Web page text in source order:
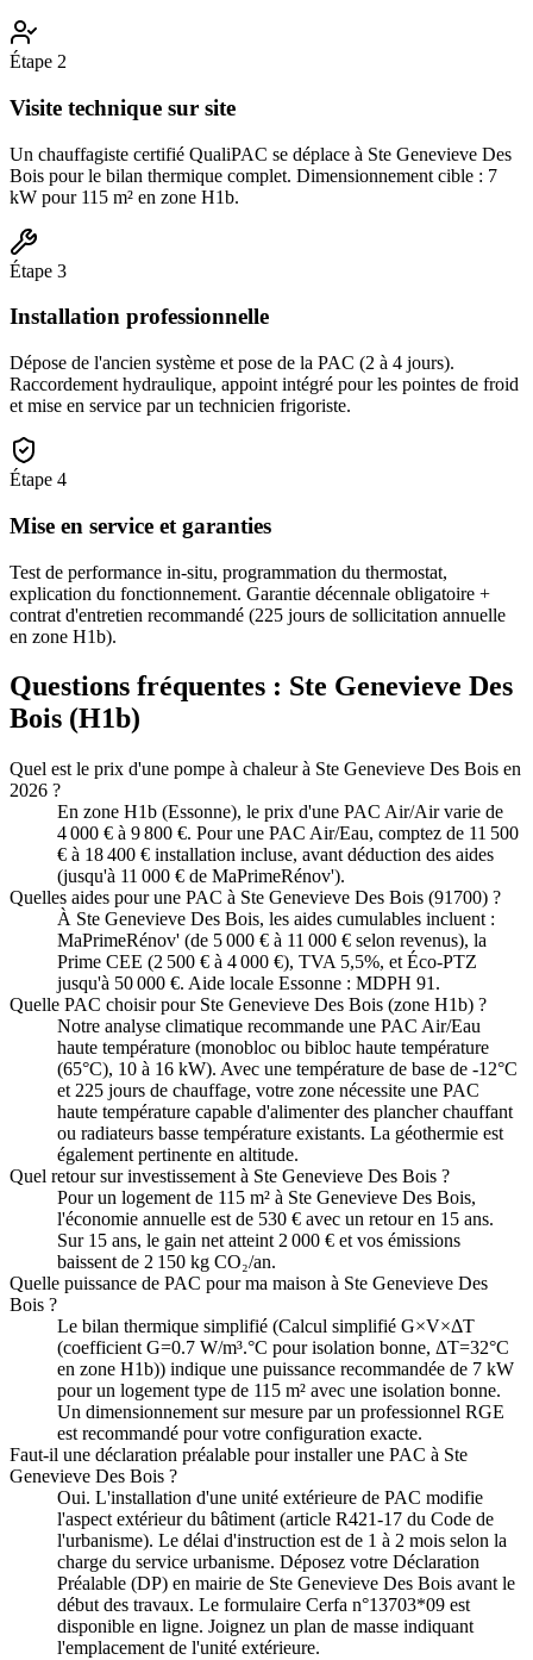
Étape 2
Visite technique sur site
Un chauffagiste certifié QualiPAC se déplace à Ste Genevieve Des
Bois pour le bilan thermique complet. Dimensionnement cible : 7
kW pour 115 m² en zone H1b.
Étape 3
Installation professionnelle
Dépose de l'ancien système et pose de la PAC (2 à 4 jours).
Raccordement hydraulique, appoint intégré pour les pointes de froid
et mise en service par un technicien frigoriste.
Étape 4
Mise en service et garanties
Test de performance in-situ, programmation du thermostat,
explication du fonctionnement. Garantie décennale obligatoire +
contrat d'entretien recommandé (225 jours de sollicitation annuelle
en zone H1b).
Questions fréquentes : Ste Genevieve Des
Bois (H1b)
Quel est le prix d'une pompe à chaleur à Ste Genevieve Des Bois en
2026 ?
En zone H1b (Essonne), le prix d'une PAC Air/Air varie de
4 000 € à 9 800 €. Pour une PAC Air/Eau, comptez de 11 500
€ à 18 400 € installation incluse, avant déduction des aides
(jusqu'à 11 000 € de MaPrimeRénov').
Quelles aides pour une PAC à Ste Genevieve Des Bois (91700) ?
À Ste Genevieve Des Bois, les aides cumulables incluent :
MaPrimeRénov' (de 5 000 € à 11 000 € selon revenus), la
Prime CEE (2 500 € à 4 000 €), TVA 5,5%, et Éco-PTZ
jusqu'à 50 000 €. Aide locale Essonne : MDPH 91.
Quelle PAC choisir pour Ste Genevieve Des Bois (zone H1b) ?
Notre analyse climatique recommande une PAC Air/Eau
haute température (monobloc ou bibloc haute température
(65°C), 10 à 16 kW). Avec une température de base de -12°C
et 225 jours de chauffage, votre zone nécessite une PAC
haute température capable d'alimenter des plancher chauffant
ou radiateurs basse température existants. La géothermie est
également pertinente en altitude.
Quel retour sur investissement à Ste Genevieve Des Bois ?
Pour un logement de 115 m² à Ste Genevieve Des Bois,
l'économie annuelle est de 530 € avec un retour en 15 ans.
Sur 15 ans, le gain net atteint 2 000 € et vos émissions
baissent de 2 150 kg CO₂/an.
Quelle puissance de PAC pour ma maison à Ste Genevieve Des
Bois ?
Le bilan thermique simplifié (Calcul simplifié G×V×ΔT
(coefficient G=0.7 W/m³.°C pour isolation bonne, ΔT=32°C
en zone H1b)) indique une puissance recommandée de 7 kW
pour un logement type de 115 m² avec une isolation bonne.
Un dimensionnement sur mesure par un professionnel RGE
est recommandé pour votre configuration exacte.
Faut-il une déclaration préalable pour installer une PAC à Ste
Genevieve Des Bois ?
Oui. L'installation d'une unité extérieure de PAC modifie
l'aspect extérieur du bâtiment (article R421-17 du Code de
l'urbanisme). Le délai d'instruction est de 1 à 2 mois selon la
charge du service urbanisme. Déposez votre Déclaration
Préalable (DP) en mairie de Ste Genevieve Des Bois avant le
début des travaux. Le formulaire Cerfa n°13703*09 est
disponible en ligne. Joignez un plan de masse indiquant
l'emplacement de l'unité extérieure.